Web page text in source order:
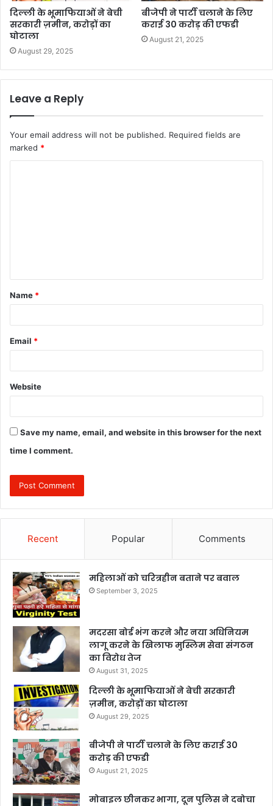
दिल्ली के भूमाफियाओं ने बेची
सरकारी ज़मीन, करोड़ों का
घोटाला
August 29, 2025
बीजेपी ने पार्टी चलाने के लिए
कराई 30 करोड़ की एफडी
August 21, 2025
Leave a Reply
Your email address will not be published. Required fields are
marked *
t
*
Name *
Email *
Website
Save my name, email, and website in this browser for the next
time I comment.
Recent Popular Comments
महिलाओं को चरित्रहीन बताने पर बवाल
September 3, 2025
मदरसा बोर्ड भंग करने और नया अधिनियम
लागू करने के खिलाफ मुस्लिम सेवा संगठन
का विरोध तेज
August 31, 2025
दिल्ली के भूमाफियाओं ने बेची सरकारी
ज़मीन, करोड़ों का घोटाला
August 29, 2025
बीजेपी ने पार्टी चलाने के लिए कराई 30
करोड़ की एफडी
August 21, 2025
मोबाइल छीनकर भागा, दून पुलिस ने दबोचा